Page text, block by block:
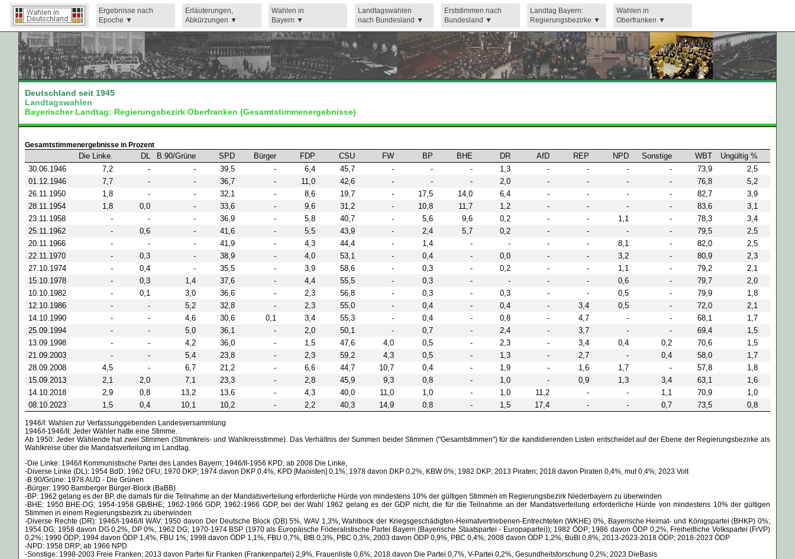
Ergebnisse nach
Epoche
Erläuterungen,
Abkürzungen
Wahlen in
Bayern
Landtagswahlen
nach Bundesland
Erststimmen nach
Bundesland
Landtag Bayern:
Regierungsbezirke
Wahlen in
Oberfranken
Deutschland seit 1945
Landtagswahlen
Bayerischer Landtag: Regierungsbezirk Oberfranken (Gesamtstimmenergebnisse)
Gesamtstimmenergebnisse in Prozent
Die Linke. DL B.90/Grüne SPD Bürger FDP CSU FW BP BHE DR AfD REP NPD Sonstige WBT
Ungültig %
30.06.1946
7,2 - - 39,5 - 6,4 45,7 - - - 1,3 - - - - 73,9
2,5
01.12.1946
7,7 - - 36,7 - 11,0 42,6 - - - 2,0 - - - - 76,8
5,2
26.11.1950
1,8 - - 32,1 - 8,6 19,7 - 17,5 14,0 6,4 - - - - 82,7
3,9
28.11.1954
1,8 0,0 - 33,6 - 9,6 31,2 - 10,8 11,7 1,2 - - - - 83,6
3,1
23.11.1958
- - - 36,9 - 5,8 40,7 - 5,6 9,6 0,2 - - 1,1 - 78,3
3,4
25.11.1962
- 0,6 - 41,6 - 5,5 43,9 - 2,4 5,7 0,2 - - - - 79,5
2,5
20.11.1966
- - - 41,9 - 4,3 44,4 - 1,4 - - - - 8,1 - 82,0
2,5
22.11.1970
- 0,3 - 38,9 - 4,0 53,1 - 0,4 - 0,0 - - 3,2 - 80,9
2,3
27.10.1974
- 0,4 - 35,5 - 3,9 58,6 - 0,3 - 0,2 - - 1,1 - 79,2
2,1
15.10.1978
- 0,3 1,4 37,6 - 4,4 55,5 - 0,3 - - - - 0,6 - 79,7
2,0
10.10.1982
- 0,1 3,0 36,6 - 2,3 56,8 - 0,3 - 0,3 - - 0,5 - 79,9
1,8
12.10.1986
- - 5,2 32,8 - 2,3 55,0 - 0,4 - 0,4 - 3,4 0,5 - 72,0
2,1
14.10.1990
- - 4,6 30,6 0,1 3,4 55,3 - 0,4 - 0,8 - 4,7 - - 68,1
1,7
25.09.1994
- - 5,0 36,1 - 2,0 50,1 - 0,7 - 2,4 - 3,7 - - 69,4
1,5
13.09.1998
- - 4,2 36,0 - 1,5 47,6 4,0 0,5 - 2,3 - 3,4 0,4 0,2 70,6
1,5
21.09.2003
- - 5,4 23,8 - 2,3 59,2 4,3 0,5 - 1,3 - 2,7 - 0,4 58,0
1,7
28.09.2008
4,5 - 6,7 21,2 - 6,6 44,7 10,7 0,4 - 1,9 - 1,6 1,7 - 57,8
1,8
15.09.2013
2,1 2,0 7,1 23,3 - 2,8 45,9 9,3 0,8 - 1,0 - 0,9 1,3 3,4 63,1
1,6
14.10.2018
2,9 0,8 13,2 13,6 - 4,3 40,0 11,0 1,0 - 1,0 11,2 - - 1,1 70,9
1,0
08.10.2023
1,5 0,4 10,1 10,2 - 2,2 40,3 14,9 0,8 - 1,5 17,4 - - 0,7 73,5 0,8
1946/I: Wahlen zur Verfassunggebenden Landesversammlung
1946/I-1946/II: Jeder Wähler hatte eine Stimme.
Ab 1950: Jeder Wählende hat zwei Stimmen (Stimmkreis- und Wahlkreisstimme). Das Verhältnis der Summen beider Stimmen ("Gesamtstimmen") für die kandidierenden Listen entscheidet auf der Ebene der Regierungsbezirke als
Wahlkreise über die Mandatsverteilung im Landtag.
-Die Linke: 1946/I Kommunistische Partei des Landes Bayern; 1946/II-1956 KPD; ab 2008 Die Linke,
-Diverse Linke (DL): 1954 BdD; 1962 DFU; 1970 DKP; 1974 davon DKP 0,4%, KPD [Maoisten] 0,1%; 1978 davon DKP 0,2%, KBW 0%; 1982 DKP; 2013 Piraten; 2018 davon Piraten 0,4%, mut 0,4%; 2023 Volt
-B.90/Grüne: 1978 AUD - Die Grünen
-Bürger: 1990 Bamberger Bürger-Block (BaBB)
-BP: 1962 gelang es der BP, die damals für die Teilnahme an der Mandatsverteilung erforderliche Hürde von mindestens 10% der gültigen Stimmen im Regierungsbezirk Niederbayern zu überwinden
-BHE: 1950 BHE-DG; 1954-1958 GB/BHE; 1962-1966 GDP, 1962-1966 GDP, bei der Wahl 1962 gelang es der GDP nicht, die für die Teilnahme an der Mandatsverteilung erforderliche Hürde von mindestens 10% der gültigen
Stimmen in einem Regierungsbezirk zu überwinden
-Diverse Rechte (DR): 1946/I-1946/II WAV; 1950 davon Der Deutsche Block (DB) 5%, WAV 1,3%, Wahlbock der Kriegsgeschädigten-Heimatvertriebenen-Entrechteten (WKHE) 0%, Bayerische Heimat- und Königspartei (BHKP) 0%;
1954 DG; 1958 davon DG 0,2%, DP 0%; 1962 DG; 1970-1974 BSP (1970 als Europäische Föderalistische Partei Bayern (Bayerische Staatspartei - Europapartei)); 1982 ÖDP; 1986 davon ÖDP 0,2%, Freiheitliche Volkspartei (FrVP)
0,2%; 1990 ÖDP; 1994 davon ÖDP 1,4%, FBU 1%; 1998 davon ÖDP 1,1%, FBU 0,7%, BfB 0,3%, PBC 0,3%; 2003 davon ÖDP 0,9%, PBC 0,4%; 2008 davon ÖDP 1,2%, BüBl 0,8%; 2013-2023-2018 ÖDP; 2018-2023 ÖDP
-NPD: 1958 DRP; ab 1966 NPD
-Sonstige: 1998-2003 Freie Franken; 2013 davon Partei für Franken (Frankenpartei) 2,9%, Frauenliste 0,6%; 2018 davon Die Partei 0,7%, V-Partei 0,2%, Gesundheitsforschung 0,2%; 2023 DieBasis